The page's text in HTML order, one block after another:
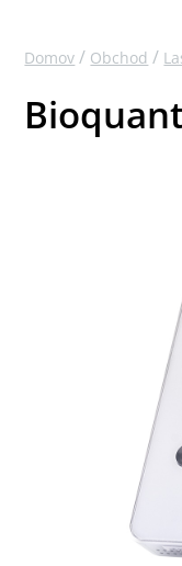
Domov / Obchod /